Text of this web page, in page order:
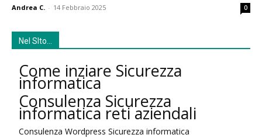
Andrea C. - 14 Febbraio 2025 0
Nel SIto…
Come inziare Sicurezza
informatica
Consulenza Sicurezza
informatica reti aziendali
Consulenza Wordpress Sicurezza informatica